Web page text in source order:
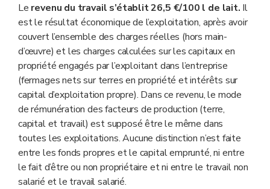
Le revenu du travail s’établit 26,5 €/100 l de lait. Il
est le résultat économique de l’exploitation, après avoir
couvert l’ensemble des charges réelles (hors main-
d’œuvre) et les charges calculées sur les capitaux en
propriété engagés par l’exploitant dans l’entreprise
(fermages nets sur terres en propriété et intérêts sur
capital d’exploitation propre). Dans ce revenu, le mode
de rémunération des facteurs de production (terre,
capital et travail) est supposé être le même dans
toutes les exploitations. Aucune distinction n’est faite
entre les fonds propres et le capital emprunté, ni entre
le fait d’être ou non propriétaire et ni entre le travail non
salarié et le travail salarié.